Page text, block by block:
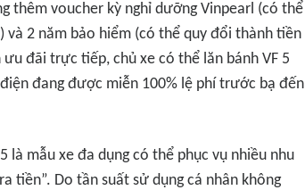
thêm voucher kỳ nghỉ dưỡng Vinpearl (có thể
2 năm bảo hiểm (có thể quy đổi thành tiền
đãi trực tiếp, chủ xe có thể lăn bánh VF 5
đang được miễn 100% lệ phí trước bạ đến
là mẫu xe đa dụng có thể phục vụ nhiều nhu
tiền”. Do tần suất sử dụng cá nhân không